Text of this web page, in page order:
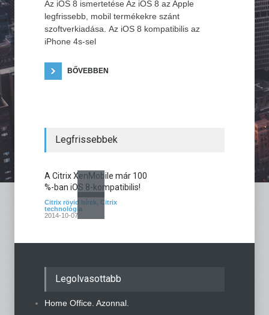
Az iOS 8 ismertetése Az iOS 8 az Apple
legfrissebb, mobil termékekre szánt
szoftverkiadása. Az iOS 8 kompatibilis az
iPhone 4s-sel
BŐVEBBEN
Legfrissebbek
A Citrix XenMobile már 100
%-ban iOS 8-kompatibilis!
Citrix rövid hírek, Citrix
technológia
2014-10-07
Legolvasottabb
Home Office. Azonnal.